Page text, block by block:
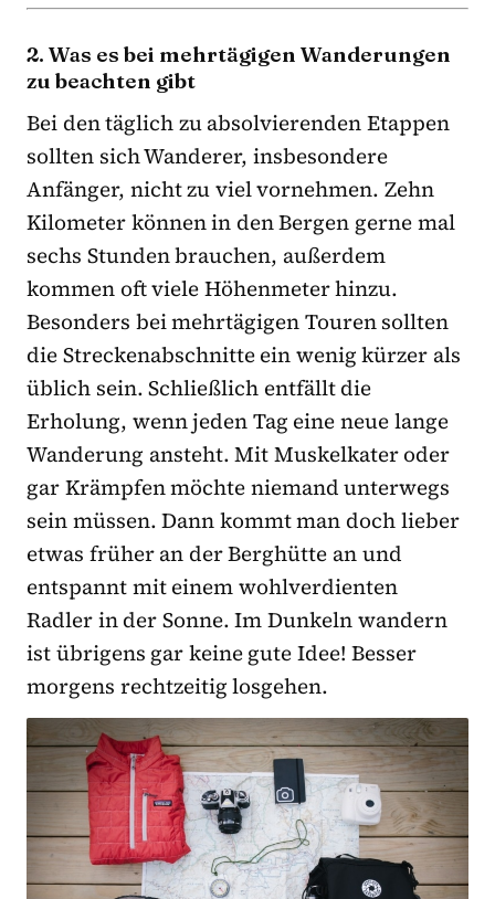
2. Was es bei mehrtägigen Wanderungen
zu beachten gibt
Bei den täglich zu absolvierenden Etappen
sollten sich Wanderer, insbesondere
Anfänger, nicht zu viel vornehmen. Zehn
Kilometer können in den Bergen gerne mal
sechs Stunden brauchen, außerdem
kommen oft viele Höhenmeter hinzu.
Besonders bei mehrtägigen Touren sollten
die Streckenabschnitte ein wenig kürzer als
üblich sein. Schließlich entfällt die
Erholung, wenn jeden Tag eine neue lange
Wanderung ansteht. Mit Muskelkater oder
gar Krämpfen möchte niemand unterwegs
sein müssen. Dann kommt man doch lieber
etwas früher an der Berghütte an und
entspannt mit einem wohlverdienten
Radler in der Sonne. Im Dunkeln wandern
ist übrigens gar keine gute Idee! Besser
morgens rechtzeitig losgehen.